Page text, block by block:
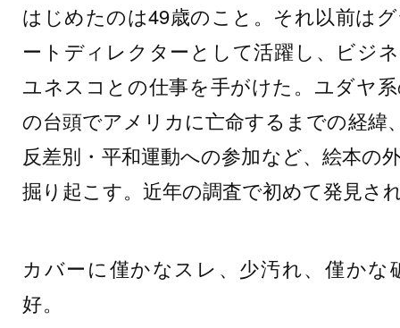
はじめたのは49歳のこと。それ以前は
ートディレクターとして活躍し、ビジ
ユネスコとの仕事を手がけた。ユダヤ
の台頭でアメリカに亡命するまでの経緯
反差別・平和運動への参加など、絵本の
掘り起こす。近年の調査で初めて発見さ
カバーに僅かなスレ、少汚れ、僅か
好。